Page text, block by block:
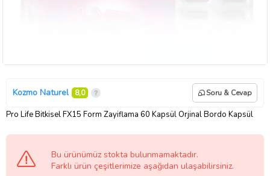
Kozmo Naturel 8,0 Soru & Cevap
Pro Life Bitkisel FX15 Form Zayiflama 60 Kapsül Orjinal Bordo Kapsül
Bu ürünümüz stokta bulunmamaktadır.
Farklı ürün çeşitlerimize aşağıdan ulaşabilirsiniz.